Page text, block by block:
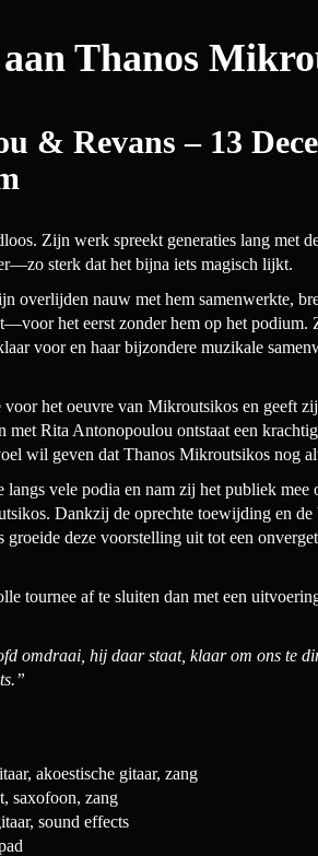
Thanos
& Revans – 13
Zijn werk spreekt generaties lang met
sterk dat het bijna iets magisch lijkt.
overlijden nauw met hem samenwerkte,
het eerst zonder hem op het podium.
voor en haar bijzondere muzikale
het oeuvre van Mikroutsikos en geeft
met Rita Antonopoulou ontstaat een
wil geven dat Thanos Mikroutsikos nog
vele podia en nam zij het publiek mee
Dankzij de oprechte toewijding en
groeide deze voorstelling uit tot een
tournee af te sluiten dan met een
omdraai, hij daar staat, klaar om ons te
akoestische gitaar, zang
saxofoon, zang
sound effects